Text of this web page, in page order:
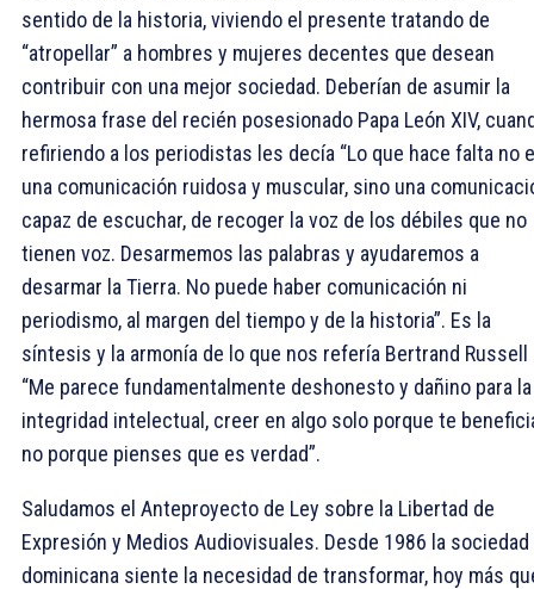
sentido de la historia, viviendo el presente tratando de
“atropellar” a hombres y mujeres decentes que desean
contribuir con una mejor sociedad. Deberían de asumir la
hermosa frase del recién posesionado Papa León XIV,
refiriendo a los periodistas les decía “Lo que hace falta no
una comunicación ruidosa y muscular, sino una
capaz de escuchar, de recoger la voz de los débiles que no
tienen voz. Desarmemos las palabras y ayudaremos a
desarmar la Tierra. No puede haber comunicación ni
periodismo, al margen del tiempo y de la historia”. Es la
síntesis y la armonía de lo que nos refería Bertrand Russell
“Me parece fundamentalmente deshonesto y dañino para la
integridad intelectual, creer en algo solo porque te
no porque pienses que es verdad”.
Saludamos el Anteproyecto de Ley sobre la Libertad de
Expresión y Medios Audiovisuales. Desde 1986 la sociedad
dominicana siente la necesidad de transformar, hoy más